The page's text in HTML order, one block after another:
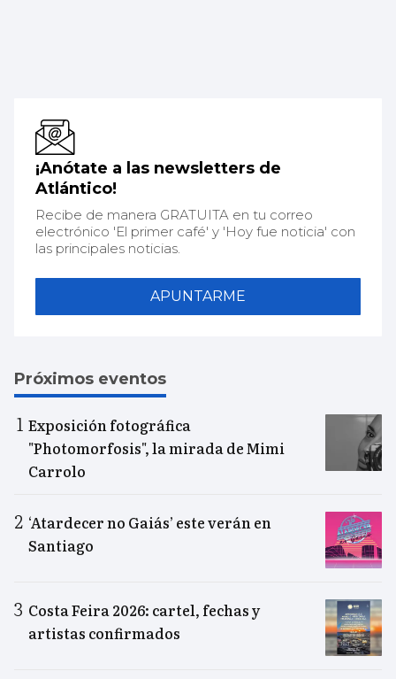
¡Anótate a las newsletters de
Atlántico!
Recibe de manera GRATUITA en tu correo
electrónico 'El primer café' y 'Hoy fue noticia' con
las principales noticias.
APUNTARME
Próximos eventos
Exposición fotográfica
"Photomorfosis", la mirada de Mimi
Carrolo
‘Atardecer no Gaiás’ este verán en
Santiago
Costa Feira 2026: cartel, fechas y
artistas confirmados